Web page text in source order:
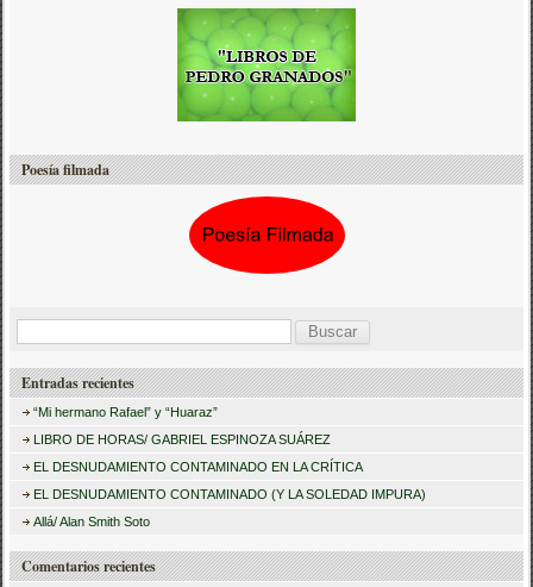
Poesía filmada
s
r
Entradas recientes
“Mi hermano Rafael” y “Huaraz”
LIBRO DE HORAS/ GABRIEL ESPINOZA SUÁREZ
EL DESNUDAMIENTO CONTAMINADO EN LA CRÍTICA
EL DESNUDAMIENTO CONTAMINADO (Y LA SOLEDAD IMPURA)
Allá/ Alan Smith Soto
Comentarios recientes